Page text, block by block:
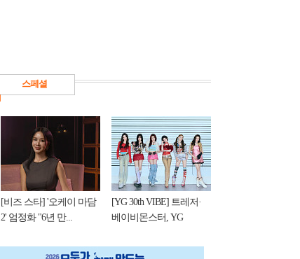
스페셜
[비즈 스타] '오케이 마담
2' 엄정화 "6년 만...
[YG 30th VIBE] 트레저·
베이비몬스터, YG